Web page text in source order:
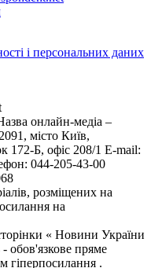
і персональних даних
онлайн-медіа –
місто Київ,
Б, офіс 208/1 E-mail:
044-205-43-00
розміщених на
на
« Новини України
- обов'язкове пряме
гіперпосилання .